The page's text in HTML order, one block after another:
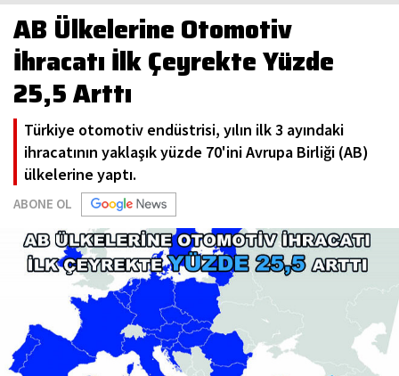
AB Ülkelerine Otomotiv
İhracatı İlk Çeyrekte Yüzde
25,5 Arttı
Türkiye otomotiv endüstrisi, yılın ilk 3 ayındaki
ihracatının yaklaşık yüzde 70'ini Avrupa Birliği (AB)
ülkelerine yaptı.
ABONE OL